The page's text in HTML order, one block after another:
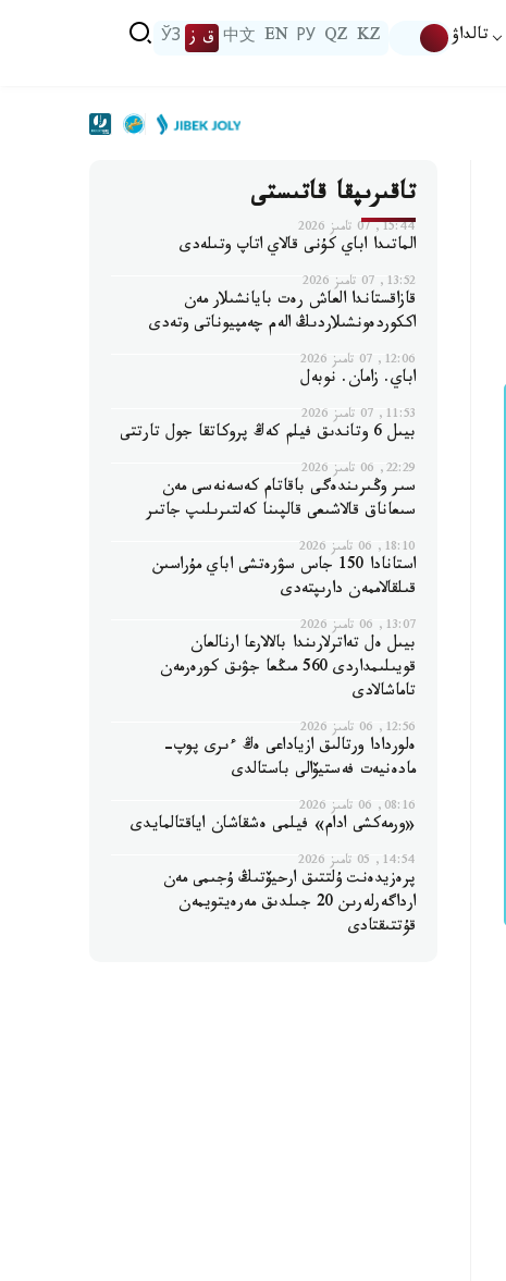
تالداۋ KZ
QZ
РУ
EN
中文 ق ز ЎЗ
تاقىرىپقا قاتىستى
15:44, 07 تامىز 2026
الماتىدا اباي كۇنى قالاي اتاپ وتىلەدى
13:52, 07 تامىز 2026
قازاقستاندا العاش رەت بايانشىلار مەن
اككوردەونشىلاردىڭ الەم چەمپيوناتى وتەدى
12:06, 07 تامىز 2026
اباي. زامان. نوبەل
11:53, 07 تامىز 2026
بيىل 6 وتاندىق فيلم كەڭ پروكاتقا جول تارتتى
22:29, 06 تامىز 2026
سىر وڭىرىندەگى باقاتام كەسەنەسى مەن
سىعاناق قالاشىعى قالپىنا كەلتىرىلىپ جاتىر
18:10, 06 تامىز 2026
استانادا 150 جاس سۋرەتشى اباي مۇراسىن
قىلقالاممەن دارىپتەدى
13:07, 06 تامىز 2026
بيىل ەل تەاترلارىندا بالالارعا ارنالعان
قويىلىمداردى 560 مىڭعا جۋىق كورەرمەن
تاماشالادى
12:56, 06 تامىز 2026
ەلوردادا ورتالىق ازياداعى ەڭ ءىرى پوپ-
مادەنيەت فەستيۆالى باستالدى
08:16, 06 تامىز 2026
«ورمەكشى ادام» فيلمى ەشقاشان اياقتالمايدى
14:54, 05 تامىز 2026
پرەزيدەنت ۇلتتىق ارحيۆتىڭ ۇجىمى مەن
ارداگەرلەرىن 20 جىلدىق مەرەيتويمەن
قۇتتىقتادى